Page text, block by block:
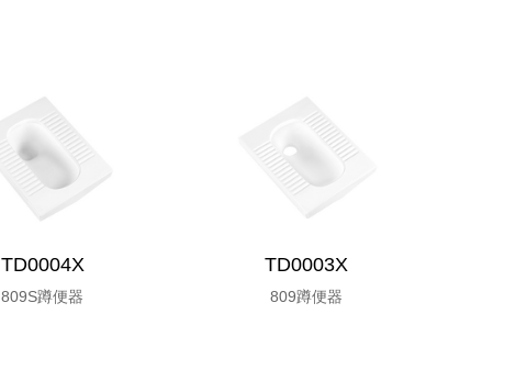
TD0004X
809S蹲便器
TD0003X
809蹲便器